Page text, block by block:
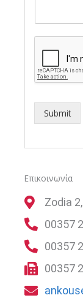
Submit
Επικοινωνία
Zodia
00357
00357
00357